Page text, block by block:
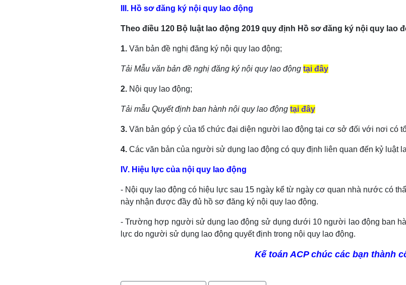
III. Hồ sơ đăng ký nội quy lao động
Theo điều 120 Bộ luật lao động 2019 quy định Hồ sơ đăng ký nội quy lao
1. Văn bản đề nghị đăng ký nội quy lao động;
Tải Mẫu văn bản đề nghị đăng ký nội quy lao động tại đây
2. Nội quy lao động;
Tải mẫu Quyết định ban hành nội quy lao động tại đây
3. Văn bản góp ý của tổ chức đại diện người lao động tại cơ sở đối với nơi có
4. Các văn bản của người sử dụng lao động có quy định liên quan đến kỷ luật
IV. Hiệu lực của nội quy lao động
- Nội quy lao động có hiệu lực sau 15 ngày kể từ ngày cơ quan nhà nước có
này nhận được đầy đủ hồ sơ đăng ký nội quy lao động.
- Trường hợp người sử dụng lao động sử dụng dưới 10 người lao động ban
lực do người sử dụng lao động quyết định trong nội quy lao động.
Kế toán ACP chúc các bạn thành